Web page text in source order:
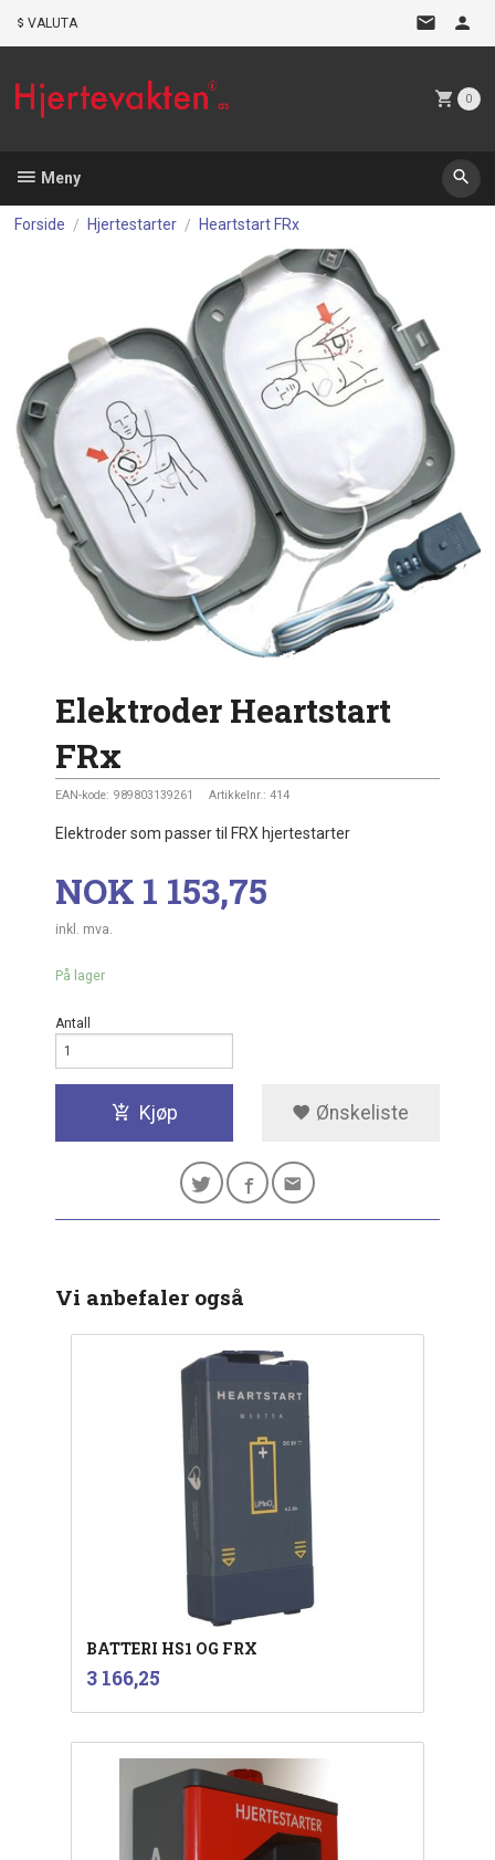
VALUTA
0
Meny
Forside Hjertestarter Heartstart FRx
Elektroder Heartstart
FRx
EAN-kode: 989803139261 Artikkelnr.: 414
Elektroder som passer til FRX hjertestarter
Pris
NOK 1 153,75
inkl. mva.
På lager
Antall
Kjøp Ønskeliste
Vi anbefaler også
BATTERI HS1 OG FRX
Pris
3 166,25inkl.
mva.